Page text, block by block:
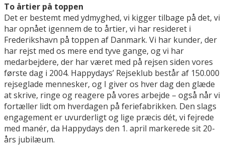
To årtier på toppen
Det er bestemt med ydmyghed, vi kigger tilbage på det, vi
har opnået igennem de to årtier, vi har resideret i
Frederikshavn på toppen af Danmark. Vi har kunder, der
har rejst med os mere end tyve gange, og vi har
medarbejdere, der har været med på rejsen siden vores
første dag i 2004. Happydays’ Rejseklub består af 150.000
rejseglade mennesker, og I giver os hver dag den glæde
at skrive, ringe og reagere på vores arbejde – også når vi
fortæller lidt om hverdagen på feriefabrikken. Den slags
engagement er uvurderligt og lige præcis dét, vi fejrede
med manér, da Happydays den 1. april markerede sit 20-
års jubilæum.